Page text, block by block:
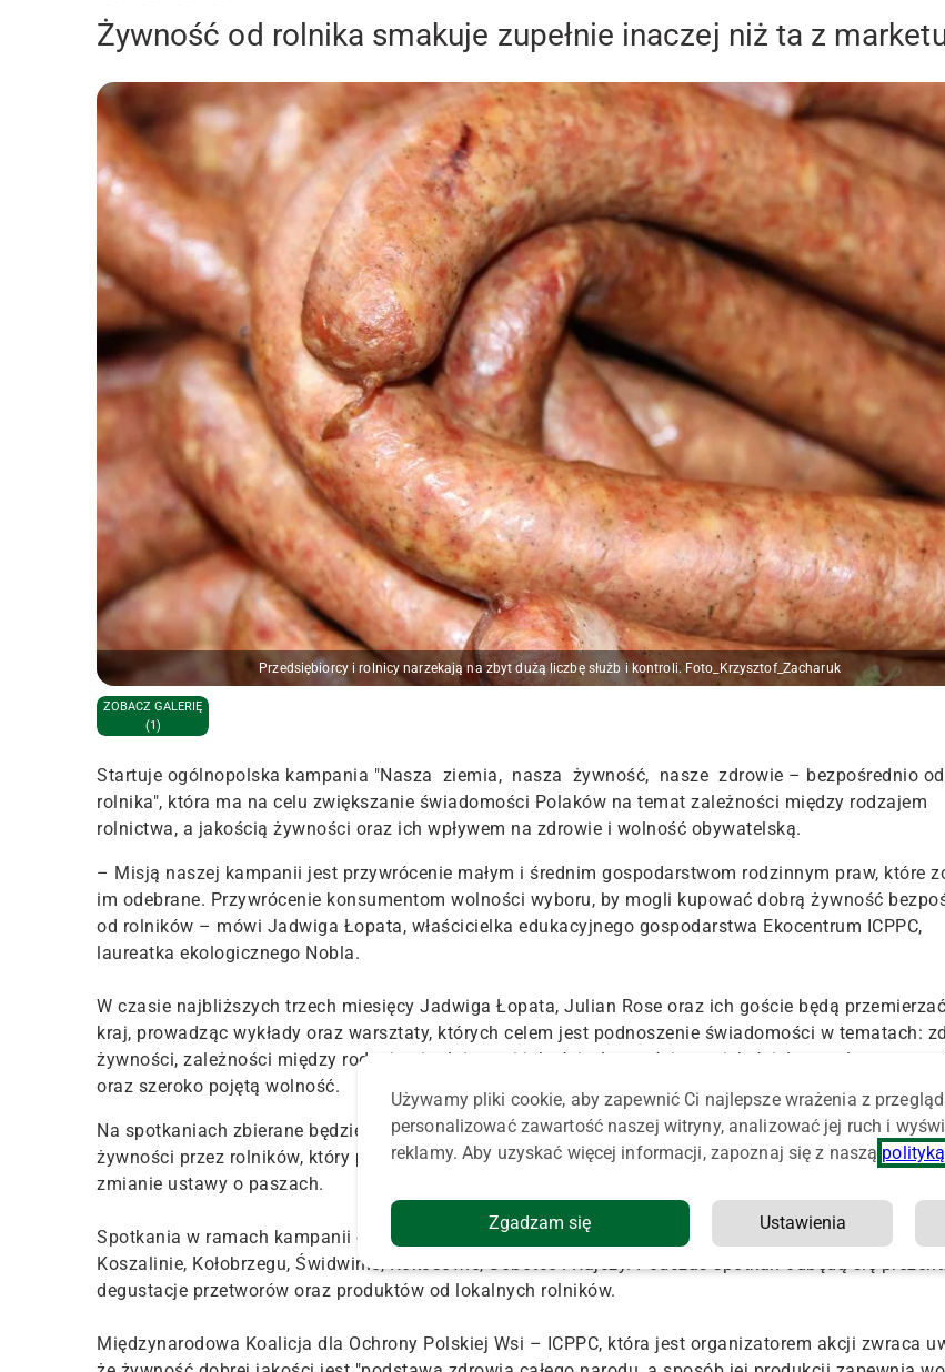
Żywność od rolnika smakuje zupełnie inaczej niż ta z
Przedsiębiorcy i rolnicy narzekają na zbyt dużą liczbę służb i kontroli. Foto_Krzysztof_Zacharuk
ZOBACZ GALERIĘ
(1)
Startuje ogólnopolska kampania "Nasza ziemia, nasza żywność, nasze zdrowie – bezpośrednio od
rolnika", która ma na celu zwiększanie świadomości Polaków na temat zależności między rodzajem
rolnictwa, a jakością żywności oraz ich wpływem na zdrowie i wolność obywatelską.
– Misją naszej kampanii jest przywrócenie małym i średnim gospodarstwom rodzinnym praw, które
im odebrane. Przywrócenie konsumentom wolności wyboru, by mogli kupować dobrą żywność
od rolników – mówi Jadwiga Łopata, właścicielka edukacyjnego gospodarstwa Ekocentrum ICPPC,
laureatka ekologicznego Nobla.
W czasie najbliższych trzech miesięcy Jadwiga Łopata, Julian Rose oraz ich goście będą
kraj, prowadząc wykłady oraz warsztaty, których celem jest podnoszenie świadomości w tematach:
żywności, zależności między rodzajami rolnictwa i jakością żywności oraz ich ścisłym wpływem na
oraz szeroko pojętą wolność.
Na spotkaniach zbierane będzie również poparcie dla stanowiska w sprawie projektów ustaw: o
żywności przez rolników, który powstał w ścisłej współpracy z rolnikami-praktykami oraz projektu
zmianie ustawy o paszach.
Spotkania w ramach kampanii odbędą się m.in. w Warszawie, Wrocławiu, Katowicach, Łodzi,
Koszalinie, Kołobrzegu, Świdwinie, Rokosowie, Sobótce i Rajczy. Podczas spotkań odbędą się
degustacje przetworów oraz produktów od lokalnych rolników.
Międzynarodowa Koalicja dla Ochrony Polskiej Wsi – ICPPC, która jest organizatorem akcji zwraca
Używamy pliki cookie, aby zapewnić Ci najlepsze wrażenia z
personalizować zawartość naszej witryny, analizować jej ruch i
reklamy. Aby uzyskać więcej informacji, zapoznaj się z naszą
Zgadzam się Ustawienia